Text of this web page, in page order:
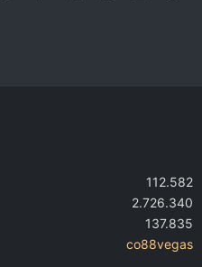
112.582
2.726.340
137.835
co88vegas